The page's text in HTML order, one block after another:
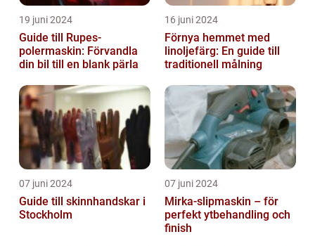
19 juni 2024
Guide till Rupes-
polermaskin: Förvandla
din bil till en blank pärla
16 juni 2024
Förnya hemmet med
linoljefärg: En guide till
traditionell målning
07 juni 2024
Guide till skinnhandskar i
Stockholm
07 juni 2024
Mirka-slipmaskin – för
perfekt ytbehandling och
finish